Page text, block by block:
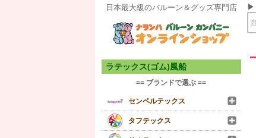
日本最大級のバルーン＆グッズ専門店
ラテックス(ゴム)風船
== ブランドで選ぶ ==
センペルテックス
タフテックス